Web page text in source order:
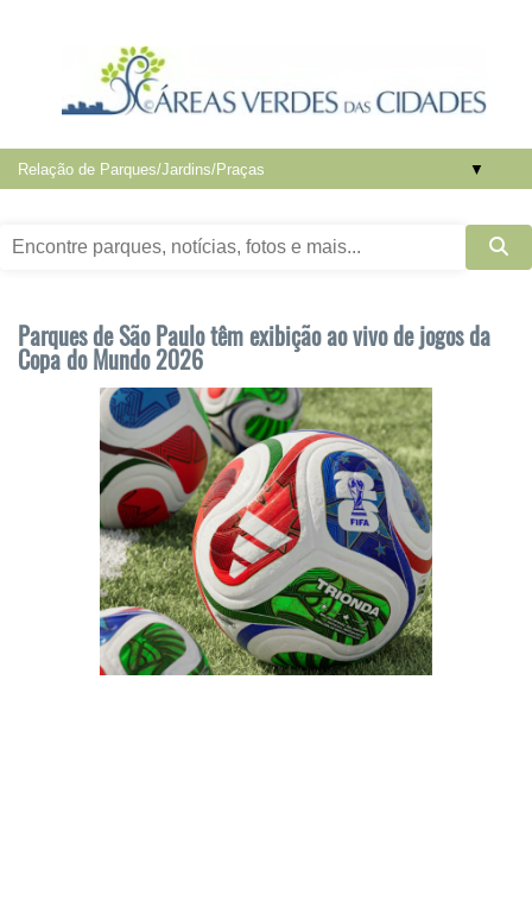
▼
Parques de São Paulo têm exibição ao vivo de jogos da
Copa do Mundo 2026